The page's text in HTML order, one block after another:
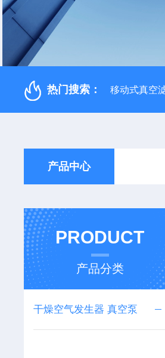
热门搜索： 移动式真空
产品中心
PRODUCT
产品分类
干燥空气发生器 真空泵